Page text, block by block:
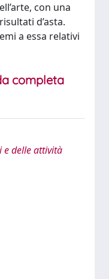
con una
d’asta.
a essa relativi
completa
e delle attività